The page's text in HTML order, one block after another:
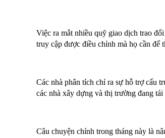
Việc ra mắt nhiều quỹ giao dịch trao
truy cập được điều chỉnh mà họ cần để
Các nhà phân tích chỉ ra sự hỗ trợ cấu
các nhà xây dựng và thị trường đang tái
Câu chuyện chính trong tháng này là